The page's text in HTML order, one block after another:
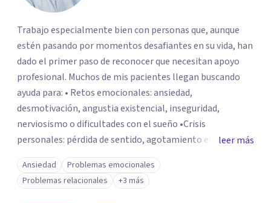
Trabajo especialmente bien con personas que, aunque
estén pasando por momentos desafiantes en su vida, han
dado el primer paso de reconocer que necesitan apoyo
profesional. Muchos de mis pacientes llegan buscando
ayuda para: • Retos emocionales: ansiedad,
desmotivación, angustia existencial, inseguridad,
nerviosismo o dificultades con el sueño •Crisis
personales: pérdida de sentido, agotamiento emocional
o dificultad para manejar transiciones vitales •Conflictos
relacionales: problemas de pareja, tensiones familiares,
desafíos laborales o dificultades en dinámicas sociales.
leer más
Ansiedad
Problemas emocionales
Problemas relacionales
+3 más